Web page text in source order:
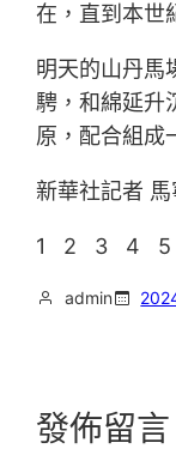
在，直到本世
明天的山丹馬
騁，和綿延升
原，配合組成
新華社記者
1 2 3 4
admin
發佈留言